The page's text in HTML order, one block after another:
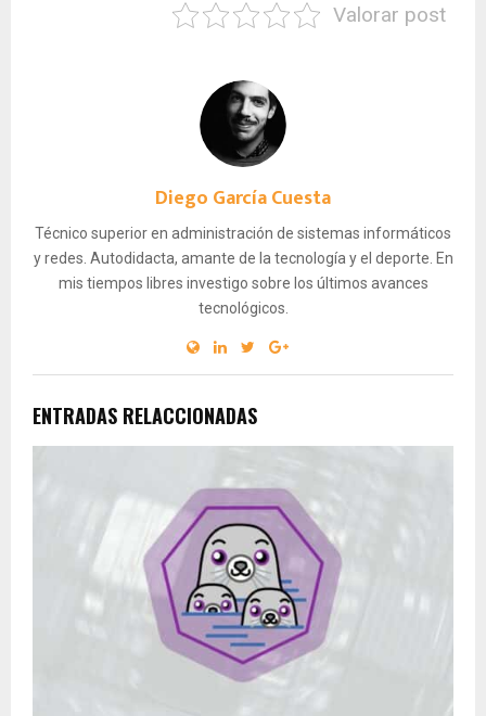
Valorar post
Diego García Cuesta
Técnico superior en administración de sistemas informáticos
y redes. Autodidacta, amante de la tecnología y el deporte. En
mis tiempos libres investigo sobre los últimos avances
tecnológicos.
ENTRADAS RELACCIONADAS